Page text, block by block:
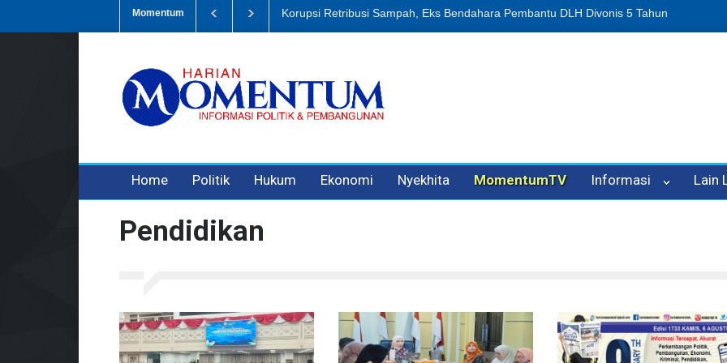
Momentum Dugaan Penipuan Oleh Oknum Kadis, Kuasa Hukum Pelapor Desak Polisi Tetapkan P-
Home Politik Hukum Ekonomi Nyekhita MomentumTV Informasi Lain
Pendidikan